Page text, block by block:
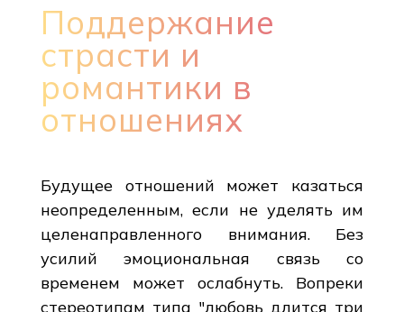
Поддержание
страсти и
романтики в
отношениях
Будущее отношений может казаться
неопределенным, если не уделять им
целенаправленного внимания. Без
усилий эмоциональная связь со
временем может ослабнуть. Вопреки
стереотипам типа "любовь длится три